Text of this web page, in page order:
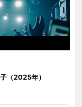
（2025年）